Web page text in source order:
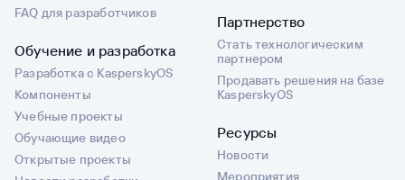
FAQ для разработчиков
Обучение и разработка
Разработка с KasperskyOS
Компоненты
Учебные проекты
Обучающие видео
Открытые проекты
Партнерство
Стать технологическим
партнером
Продавать решения на базе
KasperskyOS
Ресурсы
Новости
Мероприятия